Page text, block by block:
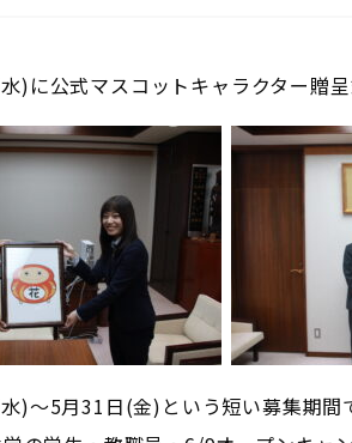
)に公式マスコットキャラクター贈呈
)～5月31日(金)という短い募集期間